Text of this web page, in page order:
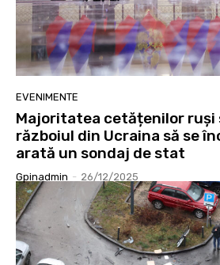
EVENIMENTE
Majoritatea cetățenilor ruși
războiul din Ucraina să se
arată un sondaj de stat
Gpinadmin - 26/12/2025